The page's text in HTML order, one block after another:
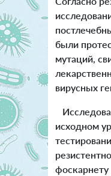
были
мутаций,
вирусных
исходном